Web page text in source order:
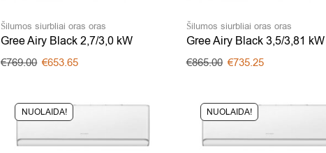
Šilumos siurbliai oras oras
Gree Airy Black 2,7/3,0 kW
€769.00 €653.65
Šilumos siurbliai oras oras
Gree Airy Black 3,5/3,81 kW
€865.00 €735.25
NUOLAIDA! NUOLAIDA!